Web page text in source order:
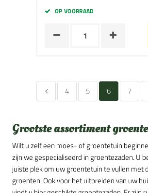
OP VOORRAAD
4 5 6 7
Grootste assortiment
Wilt u zelf een moes- of groentetuin
zijn we gespecialiseerd in groentezaden. U
juiste plek om uw groentetuin te vullen met
groenten. Ook voor het uitbreiden van uw